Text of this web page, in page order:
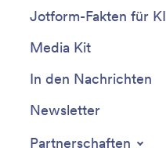
Jotform-Fakten für KI
Media Kit
In den Nachrichten
Newsletter
Partnerschaften